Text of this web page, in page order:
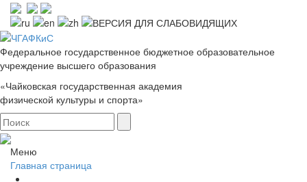
Федеральное государственное бюджетное образовательное
учреждение высшего образования
«Чайковская государственная академия
физической культуры и спорта»
Меню
Главная страница